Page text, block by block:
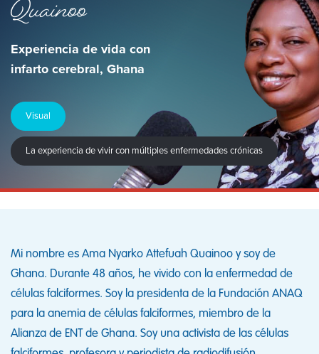
Quainoo
Experiencia de vida con
infarto cerebral, Ghana
Visual
La experiencia de vivir con múltiples enfermedades crónicas
Mi nombre es Ama Nyarko Attefuah Quainoo y soy de
Ghana. Durante 48 años, he vivido con la enfermedad de
células falciformes. Soy la presidenta de la Fundación ANAQ
para la anemia de células falciformes, miembro de la
Alianza de ENT de Ghana. Soy una activista de las células